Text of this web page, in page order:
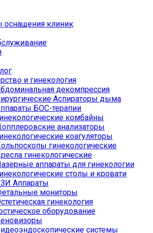
оснащения клиник
и гинекология
декомпрессия
Аспираторы дыма
БОС-терапии
комбайны
анализаторы
коагуляторы
гинекологические
гинекологические
аппараты для гинекологии
столы и кровати
Аппараты
мониторы
гинекология
оборудование
системы